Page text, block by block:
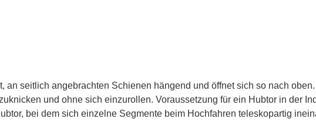
an seitlich angebrachten Schienen hängend und öffnet sich so nach
und ohne sich einzurollen. Voraussetzung für ein Hubtor in der
bei dem sich einzelne Segmente beim Hochfahren teleskopartig